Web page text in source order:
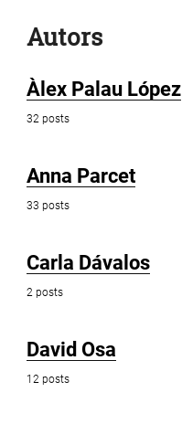
Autors
Àlex Palau López
32 posts
Anna Parcet
33 posts
Carla Dávalos
2 posts
David Osa
12 posts